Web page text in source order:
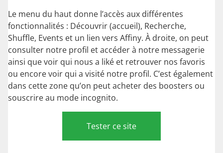
Le menu du haut donne l’accès aux différentes
fonctionnalités : Découvrir (accueil), Recherche,
Shuffle, Events et un lien vers Affiny. À droite, on peut
consulter notre profil et accéder à notre messagerie
ainsi que voir qui nous a liké et retrouver nos favoris
ou encore voir qui a visité notre profil. C’est également
dans cette zone qu’on peut acheter des boosters ou
souscrire au mode incognito.
Tester ce site